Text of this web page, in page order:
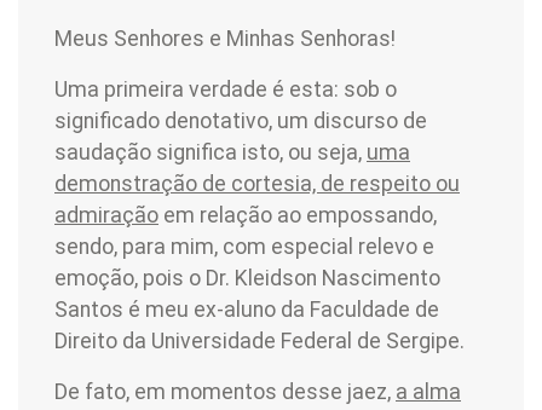
Meus Senhores e Minhas Senhoras!
Uma primeira verdade é esta: sob o
significado denotativo, um discurso de
saudação significa isto, ou seja, uma
demonstração de cortesia, de respeito ou
admiração em relação ao empossando,
sendo, para mim, com especial relevo e
emoção, pois o Dr. Kleidson Nascimento
Santos é meu ex-aluno da Faculdade de
Direito da Universidade Federal de Sergipe.
De fato, em momentos desse jaez, a alma